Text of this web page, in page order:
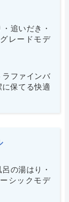
追いだき・
レードモデ
ファインバ
保てる快適
の湯はり・
シックモデ